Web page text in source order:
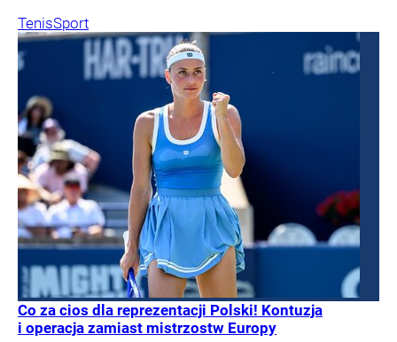
TenisSport
Co za cios dla reprezentacji Polski! Kontuzja
i operacja zamiast mistrzostw Europy